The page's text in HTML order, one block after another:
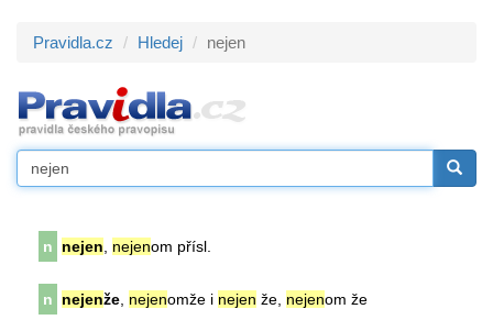
Pravidla.cz Hledej nejen
n nejen nejenom přísl.
n nejenže nejenomže i nejen že, nejenom že